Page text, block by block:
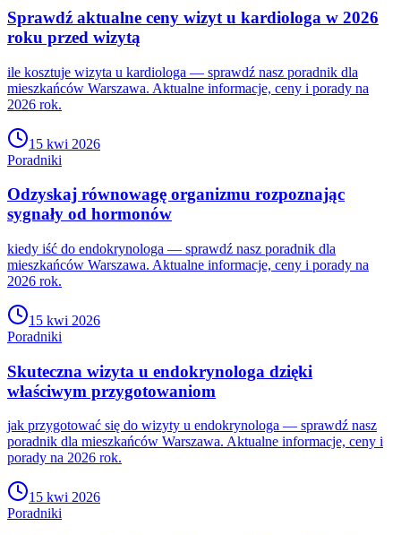
Sprawdź aktualne ceny wizyt u kardiologa w 2026
roku przed wizytą
ile kosztuje wizyta u kardiologa — sprawdź nasz poradnik dla
mieszkańców Warszawa. Aktualne informacje, ceny i porady na
2026 rok.
15 kwi 2026
Poradniki
Odzyskaj równowagę organizmu rozpoznając
sygnały od hormonów
kiedy iść do endokrynologa — sprawdź nasz poradnik dla
mieszkańców Warszawa. Aktualne informacje, ceny i porady na
2026 rok.
15 kwi 2026
Poradniki
Skuteczna wizyta u endokrynologa dzięki
właściwym przygotowaniom
jak przygotować się do wizyty u endokrynologa — sprawdź nasz
poradnik dla mieszkańców Warszawa. Aktualne informacje, ceny i
porady na 2026 rok.
15 kwi 2026
Poradniki